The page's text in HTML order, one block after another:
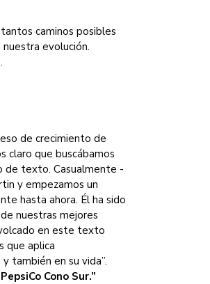
caminos posibles
evolución.
de crecimiento de
claro que buscábamos
de texto. Casualmente -
y empezamos un
hasta ahora. Él ha sido
nuestras mejores
en este texto
que aplica
también en su vida”.
Cono Sur.”